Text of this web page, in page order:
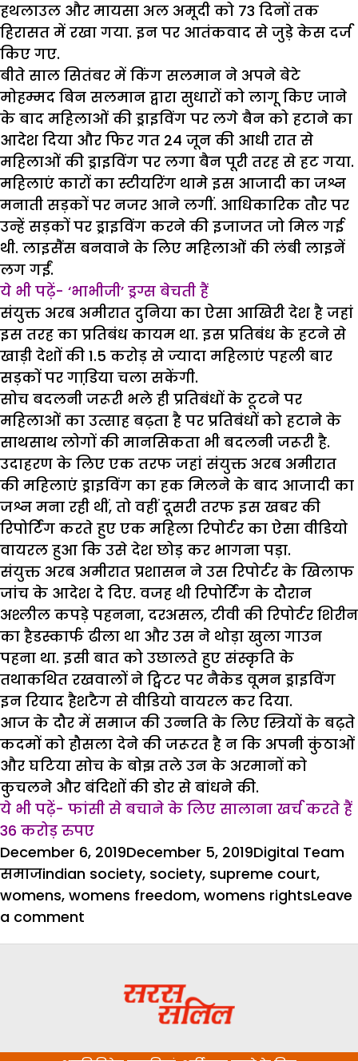
हथलाउल और मायसा अल अमूदी को 73 दिनों तक
हिरासत में रखा गया. इन पर आतंकवाद से जुड़े केस दर्ज
किए गए.
बीते साल सितंबर में किंग सलमान ने अपने बेटे
मोहम्मद बिन सलमान द्वारा सुधारों को लागू किए जाने
के बाद महिलाओं की ड्राइविंग पर लगे बैन को हटाने का
आदेश दिया और फिर गत 24 जून की आधी रात से
महिलाओं की ड्राइविंग पर लगा बैन पूरी तरह से हट गया.
महिलाएं कारों का स्टीयरिंग थामे इस आजादी का जश्न
मनाती सड़कों पर नजर आने लगीं. आधिकारिक तौर पर
उन्हें सड़कों पर ड्राइविंग करने की इजाजत जो मिल गई
थी. लाइसैंस बनवाने के लिए महिलाओं की लंबी लाइनें
लग गईं.
ये भी पढ़ें- ‘भाभीजी’ ड्रग्स बेचती हैं
संयुक्त अरब अमीरात दुनिया का ऐसा आखिरी देश है जहां
इस तरह का प्रतिबंध कायम था. इस प्रतिबंध के हटने से
खाड़ी देशों की 1.5 करोड़ से ज्यादा महिलाएं पहली बार
सड़कों पर गाडि़या चला सकेंगी.
सोच बदलनी जरूरी भले ही प्रतिबंधों के टूटने पर
महिलाओं का उत्साह बढ़ता है पर प्रतिबंधों को हटाने के
साथसाथ लोगों की मानसिकता भी बदलनी जरूरी है.
उदाहरण के लिए एक तरफ जहां संयुक्त अरब अमीरात
की महिलाएं ड्राइविंग का हक मिलने के बाद आजादी का
जश्न मना रही थीं, तो वहीं दूसरी तरफ इस खबर की
रिपोर्टिंग करते हुए एक महिला रिपोर्टर का ऐसा वीडियो
वायरल हुआ कि उसे देश छोड़ कर भागना पड़ा.
संयुक्त अरब अमीरात प्रशासन ने उस रिपोर्टर के खिलाफ
जांच के आदेश दे दिए. वजह थी रिपोर्टिंग के दौरान
अश्लील कपड़े पहनना, दरअसल, टीवी की रिपोर्टर शिरीन
का हैडस्कार्फ ढीला था और उस ने थोड़ा खुला गाउन
पहना था. इसी बात को उछालते हुए संस्कृति के
तथाकथित रखवालों ने ट्विटर पर नैकेड वूमन ड्राइविंग
इन रियाद हैशटैग से वीडियो वायरल कर दिया.
आज के दौर में समाज की उन्नति के लिए स्त्रियों के बढ़ते
कदमों को हौसला देने की जरूरत है न कि अपनी कुंठाओं
और घटिया सोच के बोझ तले उन के अरमानों को
कुचलने और बंदिशों की डोर से बांधने की.
ये भी पढ़ें- फांसी से बचाने के लिए सालाना खर्च करते हैं
36 करोड़ रुपए
Posted
on
December 6, 2019December 5, 2019Author
Digital Team
समाजTags
indian society, society, supreme court,
womens, womens freedom, womens rightsLeave
a comment
आजादी